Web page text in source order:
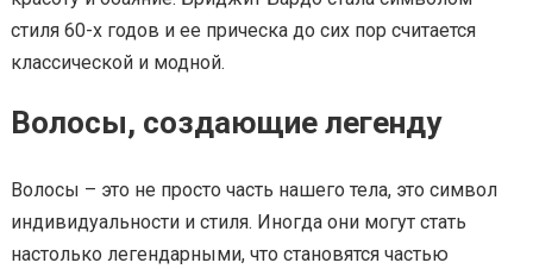
стиля 60-х годов и ее прическа до сих пор считается
классической и модной.
Волосы, создающие легенду
Волосы – это не просто часть нашего тела, это символ
индивидуальности и стиля. Иногда они могут стать
настолько легендарными, что становятся частью